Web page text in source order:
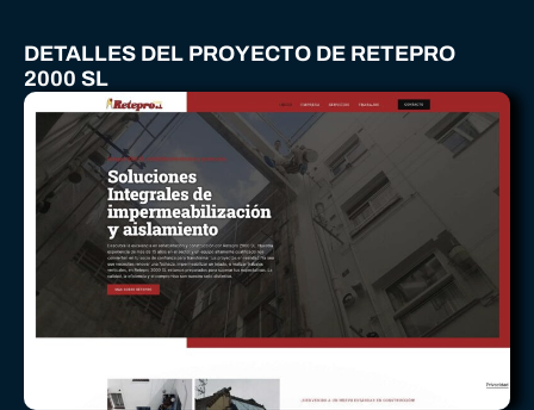
DETALLES DEL PROYECTO DE RETEPRO
2000 SL